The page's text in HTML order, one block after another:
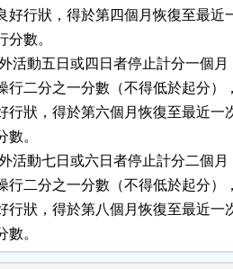
良好行狀，得於第四個月恢復至最近
分數。
外活動五日或四日者停止計分一個
操行二分之一分數（不得低於起分）
好行狀，得於第六個月恢復至最近一
數。
外活動七日或六日者停止計分二個
操行二分之一分數（不得低於起分）
好行狀，得於第八個月恢復至最近一
數。